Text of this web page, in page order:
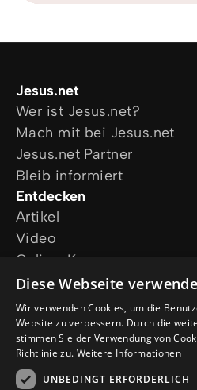
Jesus.net
Wer ist Jesus.net?
Mach mit bei Jesus.net
Jesus.net Partner
Bleib informiert
Entdecken
Artikel
Video
Online-Kurse
Unsere Projekte
Ich wünsche mir Gebet
Ich habe eine Frage
Folge uns
Diese Webseite
Wir verwenden Cookies, um die
Website zu verbessern. Durch die
stimmen Sie der Verwendung von
Richtlinie zu. Weitere Informationen
UNBEDINGT ERFORDERLICH